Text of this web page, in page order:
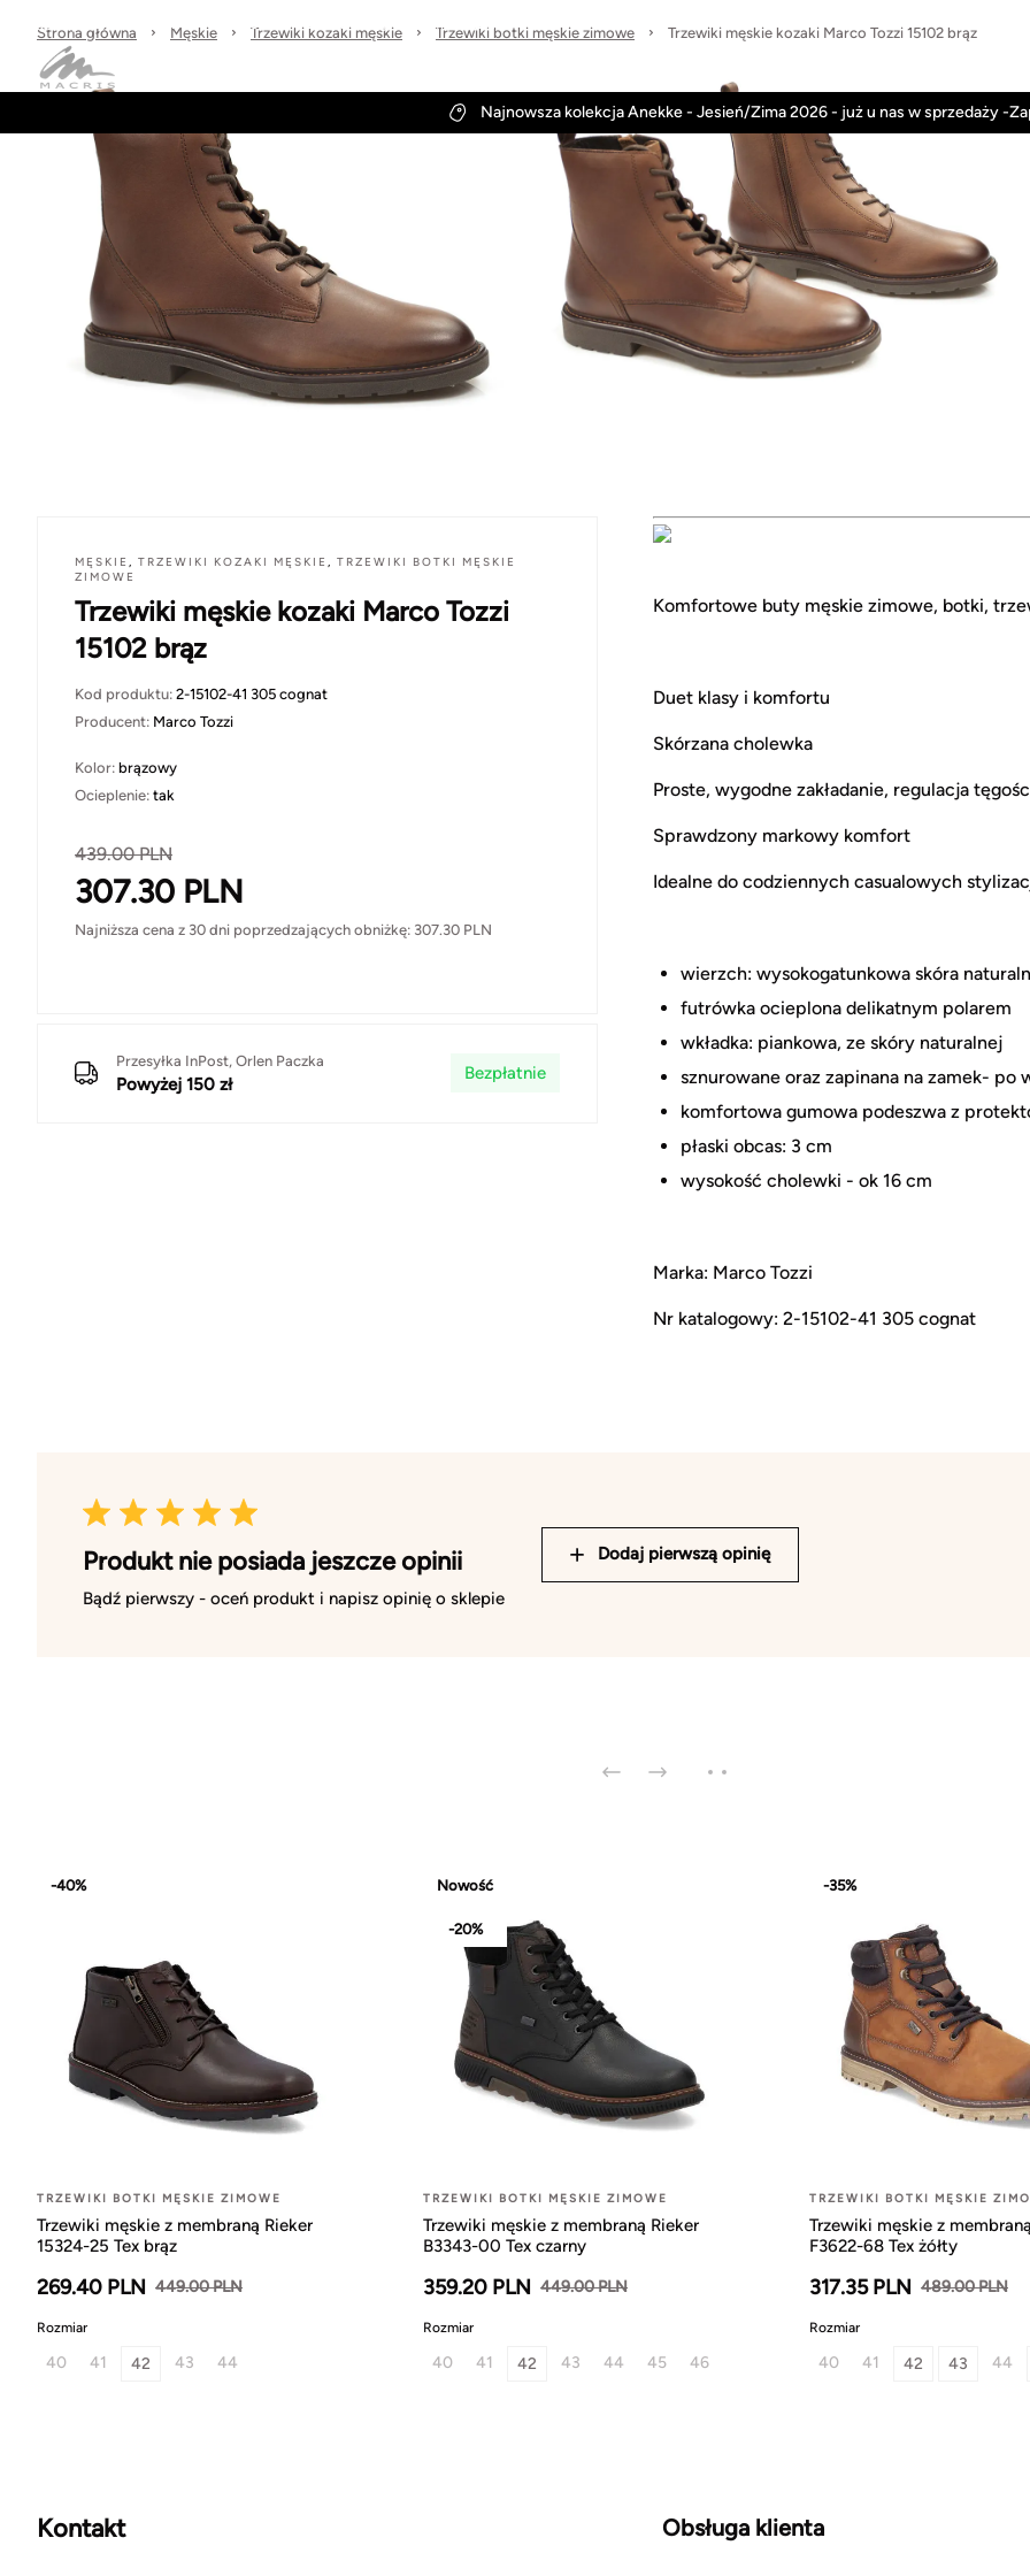
30 dni na zwrot Wysyłka w 24h
Najnowsza kolekcja Anekke - Jesień/Zima 2026 - już u nas w sprzedaży -
Strona główna Męskie Trzewiki kozaki męskie Trzewiki botki męskie zimowe Trzewiki męskie kozaki Marco Tozzi 15102 brąz
MĘSKIE , TRZEWIKI KOZAKI MĘSKIE , TRZEWIKI BOTKI MĘSKIE
ZIMOWE
Trzewiki męskie kozaki Marco Tozzi
15102 brąz
Kod produktu: 2-15102-41 305 cognat
Producent: Marco Tozzi
Kolor: brązowy
Ocieplenie: tak
439.00PLN
307.30 PLN
Najniższa cena z 30 dni poprzedzających obniżkę: 307.30 PLN
Przesyłka InPost, Orlen Paczka
Powyżej 150 zł
Bezpłatnie
Komfortowe buty męskie zimowe, botki,
Duet klasy i komfortu
Skórzana cholewka
Proste, wygodne zakładanie, regulacja
Sprawdzony markowy komfort
Idealne do codziennych casualowych
wierzch: wysokogatunkowa skóra
futrówka ocieplona delikatnym polarem
wkładka: piankowa, ze skóry naturalnej
sznurowane oraz zapinana na zamek-
komfortowa gumowa podeszwa z
płaski obcas: 3 cm
wysokość cholewki - ok 16 cm
Marka: Marco Tozzi
Nr katalogowy: 2-15102-41 305 cognat
Produkt nie posiada jeszcze opinii
Bądź pierwszy - oceń produkt i napisz opinię o sklepie
Dodaj pierwszą opinię
-40%
TRZEWIKI BOTKI MĘSKIE ZIMOWE
Trzewiki męskie z membraną Rieker
15324-25 Tex brąz
269.40 PLN 449.00 PLN
Rozmiar
40 41 42 43 44
Nowość
-20%
TRZEWIKI BOTKI MĘSKIE ZIMOWE
Trzewiki męskie z membraną Rieker
B3343-00 Tex czarny
359.20 PLN 449.00 PLN
Rozmiar
40 41 42 43 44 45 46
-35%
TRZEWIKI BOTKI MĘSKIE
Trzewiki męskie z
F3622-68 Tex żółty
317.35 PLN 489.00 PLN
Rozmiar
40 41 42 43 44
Kontakt Obsługa klienta